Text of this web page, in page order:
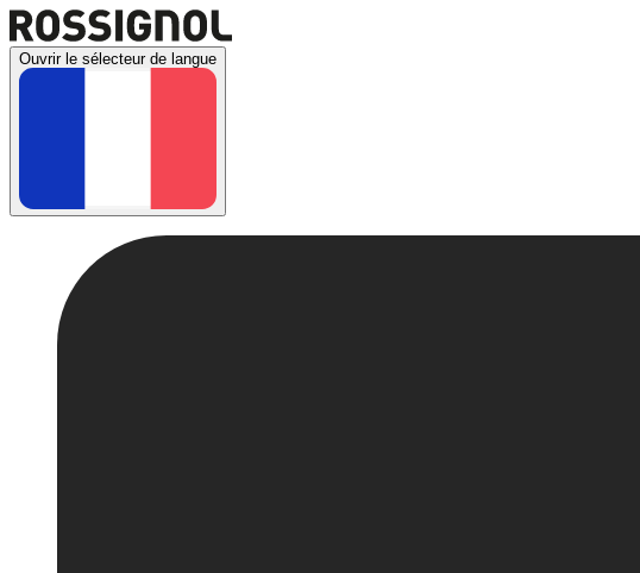
Ouvrir le sélecteur de langue